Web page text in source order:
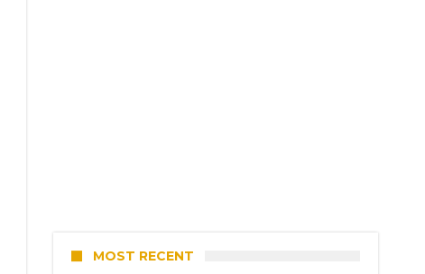
MOST RECENT